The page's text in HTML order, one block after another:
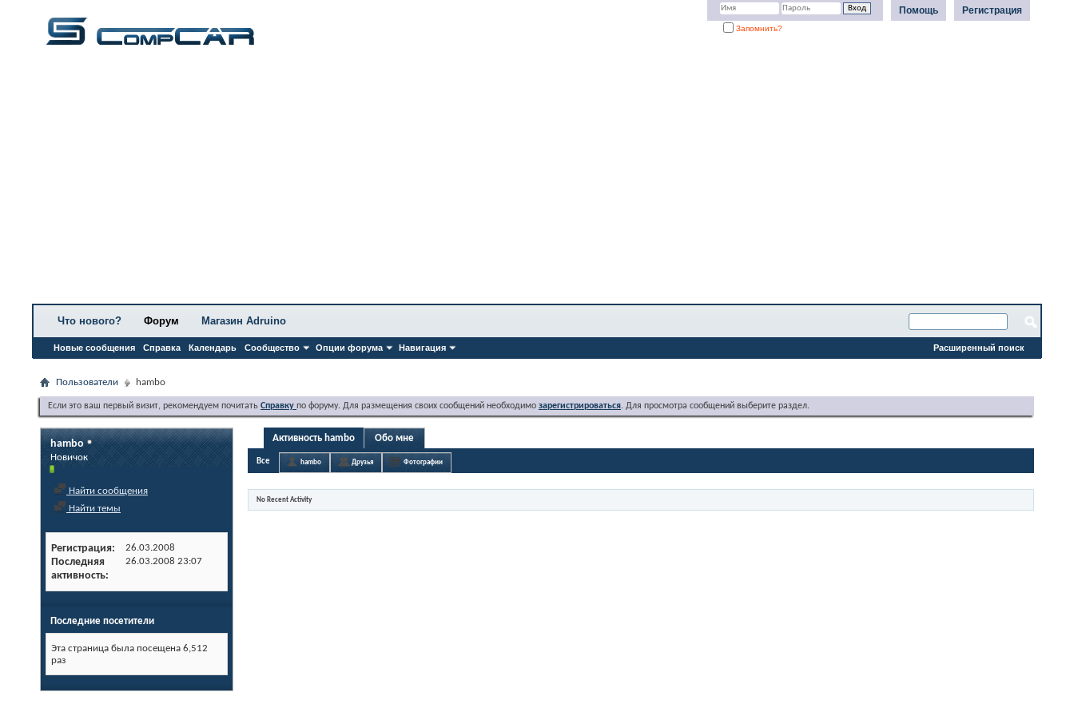
Регистрация
Помощь
Запомнить?
Что нового? Форум
Новые сообщения Справка Календарь Сообщество Опции форума Навигация
Магазин Adruino
Расширенный поиск
Пользователи hambo
Если это ваш первый визит, рекомендуем почитать Справку по форуму. Для размещения своих сообщений необходимо зарегистрироваться. Для просмотра сообщений выберите раздел.
hambo
Новичок
Найти сообщения
Найти темы
Регистрация 26.03.2008
Последняя
активность
26.03.2008 23:07
Последние посетители
Эта страница была посещена 6,512
раз
Активность hambo Обо мне
Все hambo Друзья Фотографии
No Recent Activity